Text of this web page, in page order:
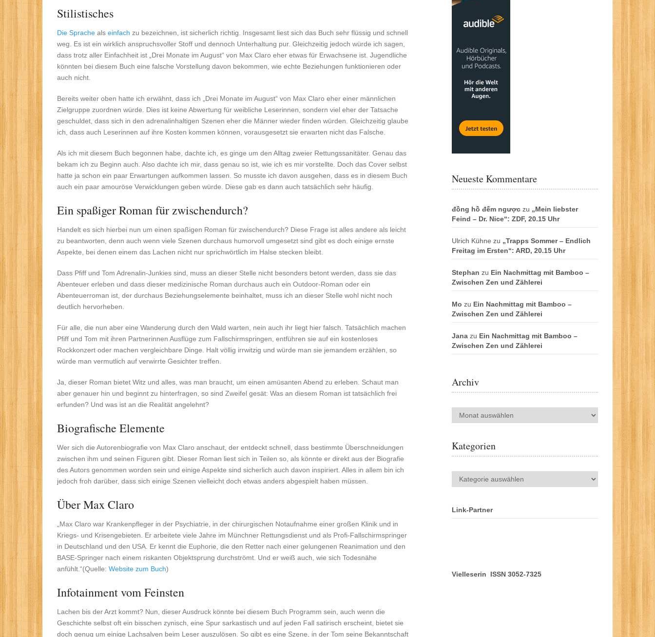
Stilistisches
Die Sprache als einfach zu bezeichnen, ist sicherlich richtig. Insgesamt liest sich das Buch sehr flüssig und schnell
weg. Es ist ein wirklich anspruchsvoller Stoff und dennoch Unterhaltung pur. Gleichzeitig jedoch würde ich sagen,
dass trotz aller Einfachheit ist „Drei Monate im August“ von Max Claro eher etwas für Erwachsene ist. Jugendliche
könnten bei diesem Buch eine falsche Vorstellung davon bekommen, wie echte Beziehungen funktionieren oder
auch nicht.
Bereits weiter oben hatte ich erwähnt, dass ich „Drei Monate im August“ von Max Claro eher einer männlichen
Zielgruppe zuordnen würde. Dies ist keine Abwertung für weibliche Leserinnen, sondern viel eher der Tatsache
geschuldet, dass sich in den adrenalinhaltigen Szenen eher die Männer wieder finden würden. Gleichzeitig glaube
ich, dass auch Leserinnen auf ihre Kosten kommen können, vorausgesetzt sie erwarten nicht das Falsche.
Als ich mit diesem Buch begonnen habe, dachte ich, es ginge um den Alltag zweier Rettungssanitäter. Genau das
bekam ich zu Beginn auch. Also dachte ich mir, dass genau so ist, wie ich es mir vorstellte. Doch das Cover selbst
hatte ja schon ein paar Erwartungen aufkommen lassen. So musste ich davon ausgehen, dass es in diesem Buch
auch ein paar amouröse Verwicklungen geben würde. Diese gab es dann auch tatsächlich sehr häufig.
Ein spaßiger Roman für zwischendurch?
Handelt es sich hierbei nun um einen spaßigen Roman für zwischendurch? Diese Frage ist alles andere als leicht
zu beantworten, denn auch wenn viele Szenen durchaus humorvoll umgesetzt sind gibt es doch einige ernste
Aspekte, bei denen einem das Lachen nicht nur sprichwörtlich im Halse stecken bleibt.
Dass Pfiff und Tom Adrenalin-Junkies sind, muss an dieser Stelle nicht besonders betont werden, dass sie das
Abenteuer erleben und dass dieser medizinische Roman durchaus auch ein Outdoor-Roman oder ein
Abenteuerroman ist, der durchaus Beziehungselemente beinhaltet, muss ich an dieser Stelle wohl nicht noch
deutlich hervorheben.
Für alle, die nun aber eine Wanderung durch den Wald warten, nein auch ihr liegt hier falsch. Tatsächlich machen
Pfiff und Tom mit ihren Partnerinnen Ausflüge zum Fallschirmspringen, entführen sie auf ein kostenloses
Rockkonzert oder machen vergleichbare Dinge. Halt völlig irrwitzig und würde man sie jemandem erzählen, so
würde man vermutlich auf verwirrte Gesichter treffen.
Ja, dieser Roman bietet Witz und alles, was man braucht, um einen amüsanten Abend zu erleben. Schaut man
aber genauer hin und beginnt zu hinterfragen, so sind Zweifel gesät: Was an diesem Roman ist tatsächlich frei
erfunden? Und was ist an die Realität angelehnt?
Biografische Elemente
Wer sich die Autorenbiografie von Max Claro anschaut, der entdeckt schnell, dass bestimmte Überschneidungen
zwischen ihm und seinen Figuren gibt. Dieser Roman liest sich in Teilen so, als könnte er direkt aus der Biografie
des Autors genommen worden sein und einige Aspekte sind sicherlich auch davon inspiriert. Alles in allem bin ich
jedoch froh darüber, dass sich einige Szenen vielleicht doch etwas anders abgespielt haben müssen.
Über Max Claro
„Max Claro war Krankenpfleger in der Psychiatrie, in der chirurgischen Notaufnahme einer großen Klinik und in
Kriegs- und Krisengebieten. Er arbeitete viele Jahre im Münchner Rettungsdienst und als Profi-Fallschirmspringer
in Deutschland und den USA. Er kennt die Euphorie, die den Retter nach einer gelungenen Reanimation und den
BASE-Springer nach einem riskanten Objektsprung durchströmt. Und er weiß auch, wie sich Todesnähe
anfühlt.“(Quelle: Website zum Buch)
Infotainment vom Feinsten
Lachen bis der Arzt kommt? Nun, dieser Ausdruck könnte bei diesem Buch Programm sein, auch wenn die
Geschichte selbst oft ein bisschen zynisch, eine Spur sarkastisch und auf jeden Fall satirisch erscheint, bietet sie
doch genug um einige Lachsalven beim Leser auszulösen. So gibt es eine Szene, in der Tom seine Bekanntschaft
Neueste Kommentare
đồng hồ đếm ngược zu „Mein liebster
Feind – Dr. Nice“: ZDF, 20.15 Uhr
Ulrich Kühne zu „Trapps Sommer – Endlich
Freitag im Ersten“: ARD, 20.15 Uhr
Stephan zu Ein Nachmittag mit Bamboo –
Zwischen Zen und Zählerei
Mo zu Ein Nachmittag mit Bamboo –
Zwischen Zen und Zählerei
Jana zu Ein Nachmittag mit Bamboo –
Zwischen Zen und Zählerei
Archiv
Archiv
Kategorien
Kategorien
Link-Partner
Vielleserin ISSN 3052-7325